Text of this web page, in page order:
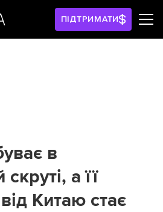
ПІДТРИМАТИ
в
а її
Китаю стає